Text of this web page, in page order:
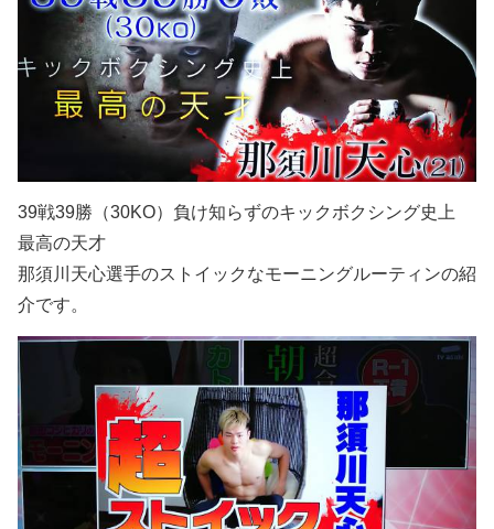
39戦39勝（30KO）負け知らずのキックボクシング史上
最高の天才
那須川天心選手のストイックなモーニングルーティンの紹
介です。